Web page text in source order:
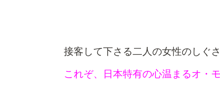
接客して下さる二人の女性のしぐ
これぞ、日本特有の心温まるオ・